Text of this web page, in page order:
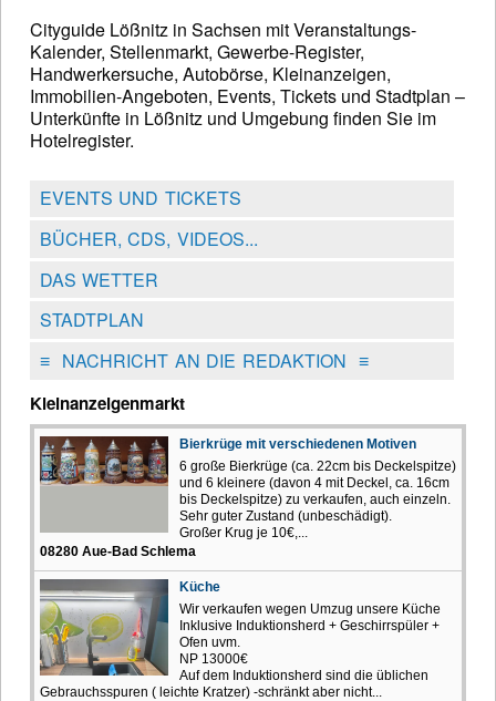
Cityguide Lößnitz in Sachsen mit Veranstaltungs-
Kalender, Stellenmarkt, Gewerbe-Register,
Handwerkersuche, Autobörse, Kleinanzeigen,
Immobilien-Angeboten, Events, Tickets und Stadtplan –
Unterkünfte in Lößnitz und Umgebung finden Sie im
Hotelregister.
EVENTS UND TICKETS
BÜCHER, CDS, VIDEOS...
DAS WETTER
STADTPLAN
≡NACHRICHT AN DIE REDAKTION ≡
Kleinanzeigenmarkt
Bierkrüge mit verschiedenen Motiven
6 große Bierkrüge (ca. 22cm bis Deckelspitze)
und 6 kleinere (davon 4 mit Deckel, ca. 16cm
bis Deckelspitze) zu verkaufen, auch einzeln.
Sehr guter Zustand (unbeschädigt).
Großer Krug je 10€,...
08280 Aue-Bad Schlema
Küche
Wir verkaufen wegen Umzug unsere Küche
Inklusive Induktionsherd + Geschirrspüler +
Ofen uvm.
NP 13000€
Auf dem Induktionsherd sind die üblichen
Gebrauchsspuren ( leichte Kratzer) -schränkt aber nicht...